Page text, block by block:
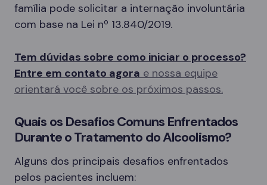
família pode solicitar a internação involuntária
com base na Lei nº 13.840/2019.
Tem dúvidas sobre como iniciar o processo?
Entre em contato agora e nossa equipe
orientará você sobre os próximos passos.
Quais os Desafios Comuns Enfrentados
Durante o Tratamento do Alcoolismo?
Alguns dos principais desafios enfrentados
pelos pacientes incluem: